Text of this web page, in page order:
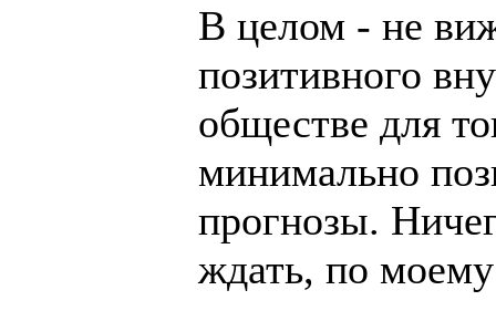
В целом - не
позитивного
обществе для
минимально
прогнозы.
ждать, по